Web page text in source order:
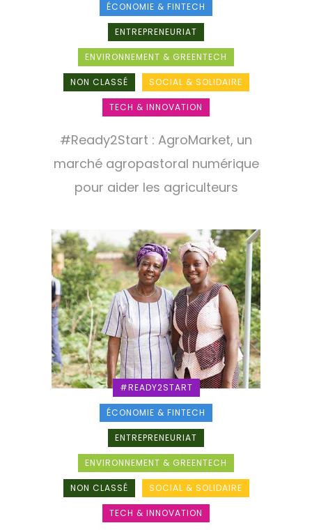
ÉCONOMIE & FINTECH
ENTREPRENEURIAT
ENVIRONNEMENT & GREENTECH
NON CLASSÉ SOCIAL & SOLIDAIRE
TECH & INNOVATION
#Ready2Start : AgroMarket, un
marché agropastoral numérique
pour aider les agriculteurs
#READY2START
ÉCONOMIE & FINTECH
ENTREPRENEURIAT
ENVIRONNEMENT & GREENTECH
NON CLASSÉ SOCIAL & SOLIDAIRE
TECH & INNOVATION